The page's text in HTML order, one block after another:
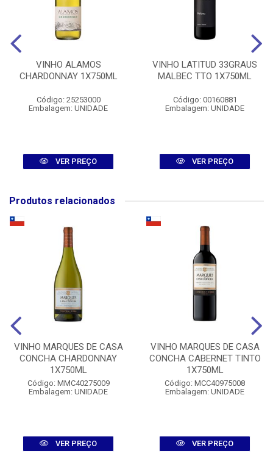
VINHO ALAMOS
CHARDONNAY 1X750ML
Código: 25253000
Embalagem: UNIDADE
VER PREÇO
VINHO LATITUD 33GRAUS
MALBEC TTO 1X750ML
Código: 00160881
Embalagem: UNIDADE
VER PREÇO
Produtos relacionados
VINHO MARQUES DE CASA
CONCHA CHARDONNAY
1X750ML
Código: MMC40275009
Embalagem: UNIDADE
VER PREÇO
VINHO MARQUES DE CASA
CONCHA CABERNET TINTO
1X750ML
Código: MCC40975008
Embalagem: UNIDADE
VER PREÇO